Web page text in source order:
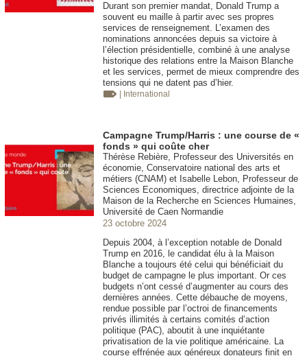
Durant son premier mandat, Donald Trump a
souvent eu maille à partir avec ses propres
services de renseignement. L’examen des
nominations annoncées depuis sa victoire à
l’élection présidentielle, combiné à une analyse
historique des relations entre la Maison Blanche
et les services, permet de mieux comprendre des
tensions qui ne datent pas d’hier.
| International
Campagne Trump/Harris : une course de «
fonds » qui coûte cher
Thérèse Rebière, Professeur des Universités en
économie, Conservatoire national des arts et
métiers (CNAM) et Isabelle Lebon, Professeur de
Sciences Economiques, directrice adjointe de la
Maison de la Recherche en Sciences Humaines,
Université de Caen Normandie
23 octobre 2024
Depuis 2004, à l’exception notable de Donald
Trump en 2016, le candidat élu à la Maison
Blanche a toujours été celui qui bénéficiait du
budget de campagne le plus important. Or ces
budgets n’ont cessé d’augmenter au cours des
dernières années. Cette débauche de moyens,
rendue possible par l’octroi de financements
privés illimités à certains comités d’action
politique (PAC), aboutit à une inquiétante
privatisation de la vie politique américaine. La
course effrénée aux généreux donateurs finit en